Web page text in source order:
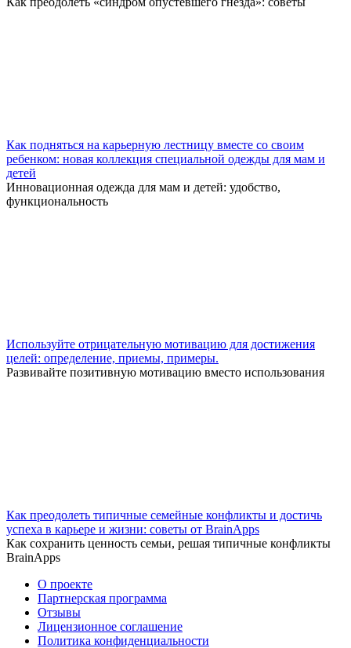
Как подняться на карьерную лестницу вместе со своим
ребенком: новая коллекция специальной одежды для мам и
детей
Инновационная одежда для мам и детей: удобство,
функциональность
Используйте отрицательную мотивацию для достижения
целей: определение, приемы, примеры.
Развивайте позитивную мотивацию вместо использования
Как преодолеть типичные семейные конфликты и достичь
успеха в карьере и жизни: советы от BrainApps
Как сохранить ценность семьи, решая типичные конфликты
BrainApps
О проекте
Партнерская программа
Отзывы
Лицензионное соглашение
Политика конфиденциальности